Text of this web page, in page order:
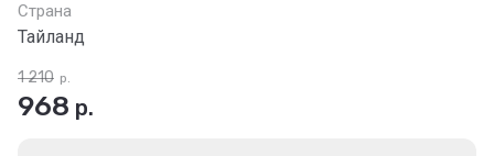
Страна
Тайланд
1 210 р.
968 р.